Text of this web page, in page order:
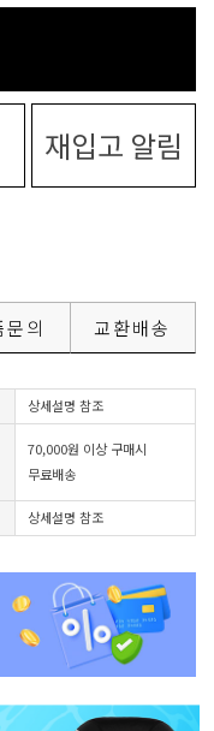
재입고 알림
문의 교환배송
상세설명 참조
70,000원 이상 구매시
무료배송
상세설명 참조